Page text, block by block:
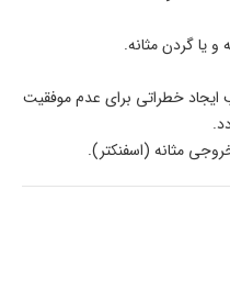
یا گردن مثانه.
خطراتی برای عدم موفقیت
مثانه (اسفنکتر).